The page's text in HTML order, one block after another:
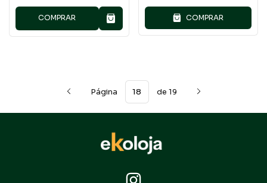
COMPRAR COMPRAR
Página de 19